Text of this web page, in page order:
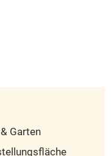
Garten